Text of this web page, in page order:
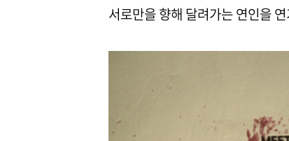
서로만을 향해 달려가는 연인을